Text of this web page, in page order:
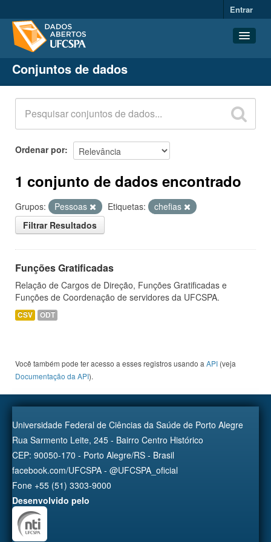
Entrar
Conjuntos de dados
Organizações
Grupos
Sobre
Conjuntos de dados
Ordenar por
1 conjunto de dados encontrado
Grupos: Pessoas Etiquetas:
chefias
Filtrar Resultados
Funções Gratificadas
Relação de Cargos de Direção, Funções Gratificadas e
Funções de Coordenação de servidores da UFCSPA.
CSV ODT
Você também pode ter acesso a esses registros usando a API (veja
Documentação da API).
Universidade Federal de Ciências da Saúde de Porto Alegre
Rua Sarmento Leite, 245 - Bairro Centro Histórico
CEP: 90050-170 - Porto Alegre/RS - Brasil
facebook.com/UFCSPA - @UFCSPA_oficial
Fone +55 (51) 3303-9000
Desenvolvido pelo